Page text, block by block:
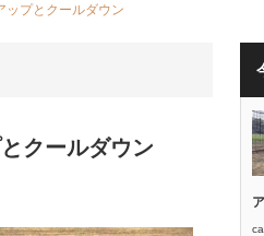
ップとクールダウン
クールダウン